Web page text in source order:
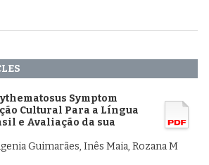
Symptom
Cultural Para a Língua
e Avaliação da sua
Guimarães, Inês Maia, Rozana M